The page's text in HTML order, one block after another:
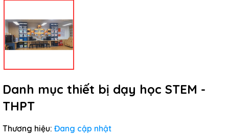
Danh mục thiết bị dạy học STEM -
THPT
Thương hiệu: Đang cập nhật